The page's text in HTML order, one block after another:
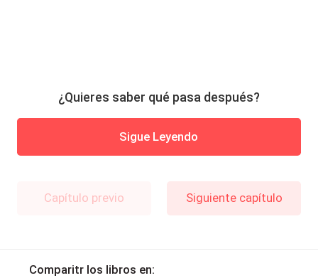
¿Quieres saber qué pasa después?
Sigue Leyendo
Capítulo previo Siguiente capítulo
Comparitr los libros en: